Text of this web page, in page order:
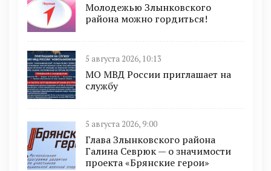
Молодежью Злынковского
района можно гордиться!
5 августа 2026, 10:13
МО МВД России приглашает на
службу
5 августа 2026, 9:00
Глава Злынковского района
Галина Севрюк — о значимости
проекта «Брянские герои»